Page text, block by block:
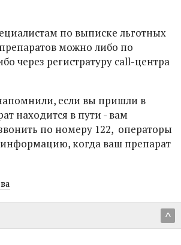
по выписке льготных
можно либо по
через регистратуру call-центра
если вы пришли в
находится в пути - вам
по номеру 122, операторы
информацию, когда ваш препарат
^